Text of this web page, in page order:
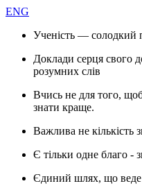
ENG
Ученість — солодкий
Доклади серця свого
розумних слів
Вчись не для того,
знати краще.
Важлива не кількість
Є тільки одне благо -
Єдиний шлях, що веде